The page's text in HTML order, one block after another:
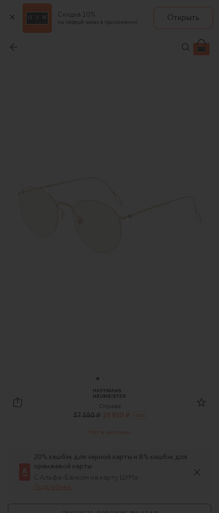
Скидка 10%
на первый заказ в приложении
Открыть
Haffmans Neumeister
Оправа
37 550 ₽ 29 950 ₽ 20 %
Нет в наличии
20% кешбэк для чёрной карты и 8% кешбэк для
оранжевой карты
С Альфа-Банком на карту ЦУМа
Подробнее